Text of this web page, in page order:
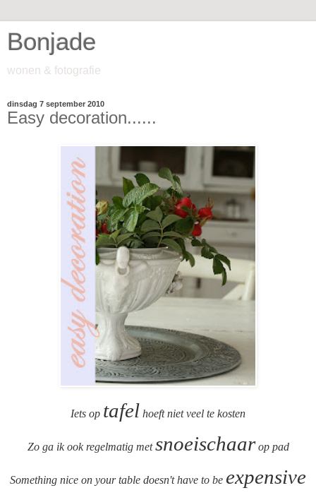
Bonjade
wonen & fotografie
dinsdag 7 september 2010
Easy decoration......
Iets op tafel hoeft niet veel te kosten
Zo ga ik ook regelmatig metsnoeischaarop pad
Something nice on your table doesn't have to be expensive